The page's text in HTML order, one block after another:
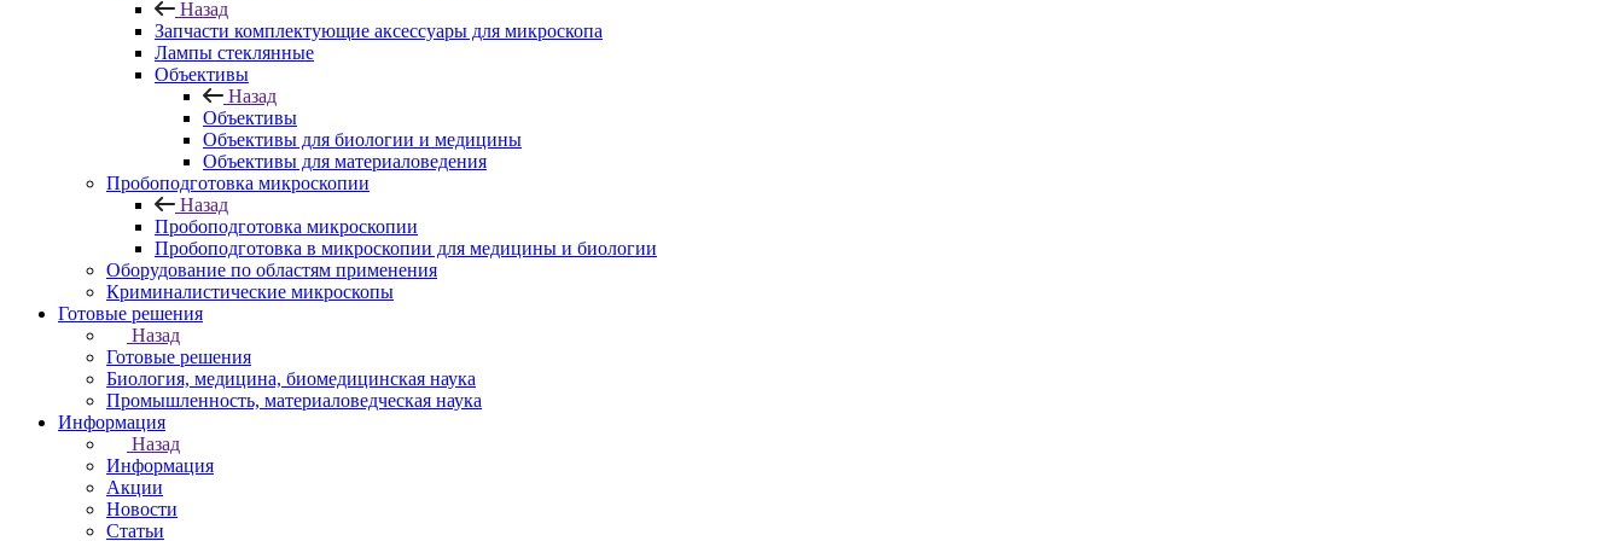
Назад
Запчасти комплектующие аксессуары для микроскопа
Лампы стеклянные
Объективы
Назад
Объективы
Объективы для биологии и медицины
Объективы для материаловедения
Пробоподготовка микроскопии
Назад
Пробоподготовка микроскопии
Пробоподготовка в микроскопии для медицины и биологии
Оборудование по областям применения
Криминалистические микроскопы
Готовые решения
Назад
Готовые решения
Биология, медицина, биомедицинская наука
Промышленность, материаловедческая наука
Информация
Назад
Информация
Акции
Новости
Статьи